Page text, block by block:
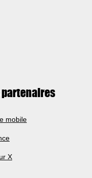
mobile
X